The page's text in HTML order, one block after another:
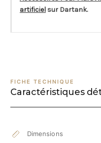
artificiel sur Dartank.
FICHE TECHNIQUE
Caractéristiques
Dimensions